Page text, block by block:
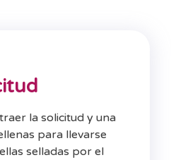
la solicitud y una
para llevarse
selladas por el